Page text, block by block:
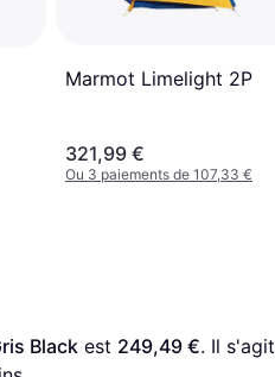
Marmot Limelight 2P
321,99 €
Ou 3 paiements de 107,33 €
Black est 249,49 €. Il s'agit